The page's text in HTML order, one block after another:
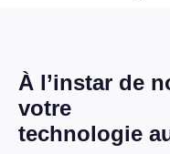
À l’instar de
votre
technologie